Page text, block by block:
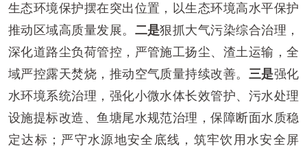
生态环境保护摆在突出位置，以生态环境高水平保护
推动区域高质量发展。 二是狠抓大气污染综合治理，
深化道路尘负荷管控，严管施工扬尘、渣土运输，全
域严控露天焚烧，推动空气质量持续改善。 三是强化
水环境系统治理，强化小微水体长效管护、污水处理
设施提标改造、鱼塘尾水规范治理，保障断面水质稳
定达标；严守水源地安全底线，筑牢饮用水安全屏